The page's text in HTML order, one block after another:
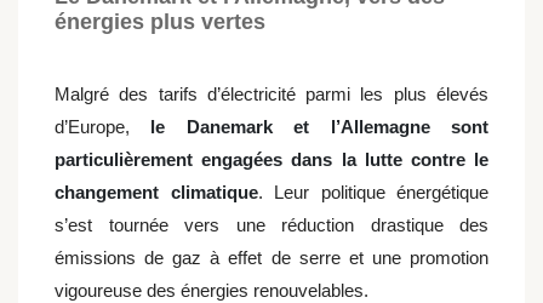
énergies plus vertes
Malgré des tarifs d’électricité parmi les plus élevés
d’Europe, le Danemark et l’Allemagne sont
particulièrement engagées dans la lutte contre le
changement climatique. Leur politique énergétique
s’est tournée vers une réduction drastique des
émissions de gaz à effet de serre et une promotion
vigoureuse des énergies renouvelables.